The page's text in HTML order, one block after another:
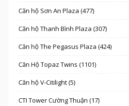
Căn hộ Sơn An Plaza (477)
Căn hộ Thanh Bình Plaza (307)
Căn hộ The Pegasus Plaza (424)
Căn Hộ Topaz Twins (1101)
Căn hộ V-Citilight (5)
CTI Tower Cường Thuận (17)